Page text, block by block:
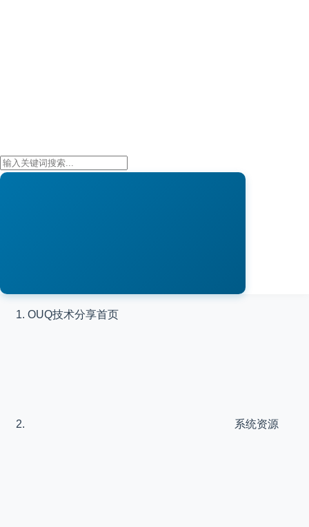
OUQ技术分享首页
系统资源